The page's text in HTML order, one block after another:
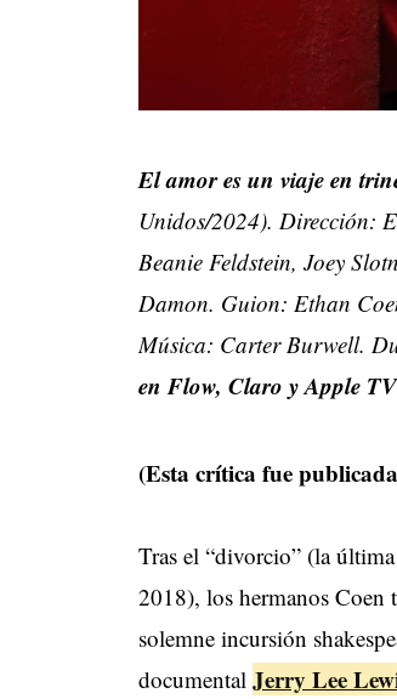
El amor es un viaje en
Unidos/2024). Dirección:
Beanie Feldstein, Joey
Damon. Guion: Ethan
Música: Carter Burwell.
en Flow, Claro y Apple
(Esta crítica fue
Tras el “divorcio” (la
2018), los hermanos Coen
solemne incursión
documental Jerry Lee